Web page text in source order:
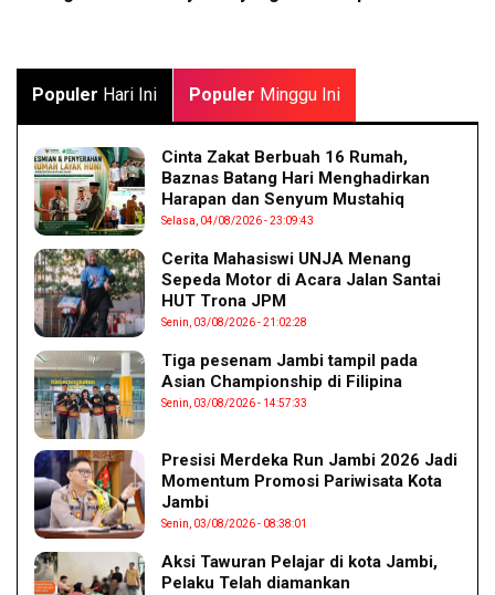
Populer Hari Ini Populer Minggu Ini
Cinta Zakat Berbuah 16 Rumah,
Baznas Batang Hari Menghadirkan
Harapan dan Senyum Mustahiq
Selasa, 04/08/2026 - 23:09:43
Cerita Mahasiswi UNJA Menang
Sepeda Motor di Acara Jalan Santai
HUT Trona JPM
Senin, 03/08/2026 - 21:02:28
Tiga pesenam Jambi tampil pada
Asian Championship di Filipina
Senin, 03/08/2026 - 14:57:33
Presisi Merdeka Run Jambi 2026 Jadi
Momentum Promosi Pariwisata Kota
Jambi
Senin, 03/08/2026 - 08:38:01
Aksi Tawuran Pelajar di kota Jambi,
Pelaku Telah diamankan